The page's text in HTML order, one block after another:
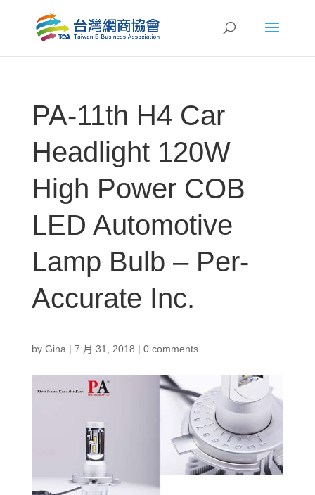
PA-11th H4 Car
Headlight 120W
High Power COB
LED Automotive
Lamp Bulb – Per-
Accurate Inc.
by Gina | 7 月 31, 2018 | 0 comments